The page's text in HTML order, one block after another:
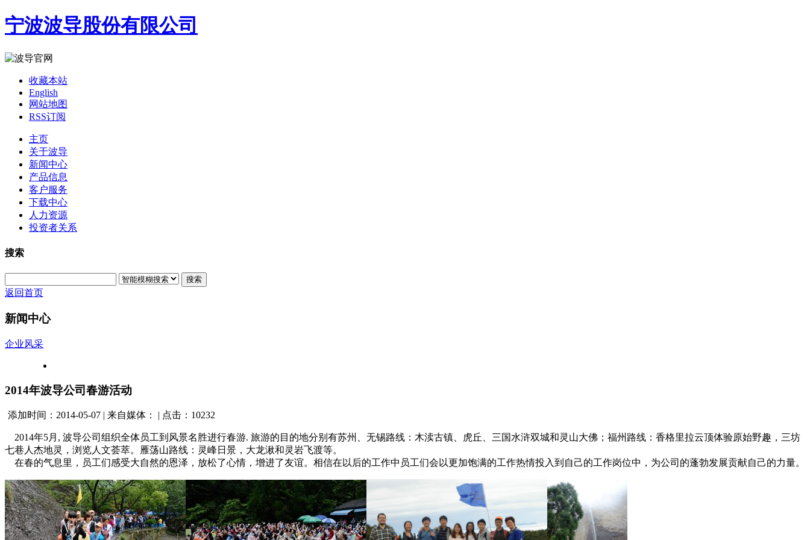
宁波波导股份有限公司
收藏本站
English
网站地图
RSS订阅
主页
关于波导
新闻中心
产品信息
客户服务
下载中心
人力资源
投资者关系
搜索
搜索
返回首页
新闻中心
企业风采
2014年波导公司春游活动
添加时间：2014-05-07 | 来自媒体： | 点击：10232
2014年5月, 波导公司组织全体员工到风景名胜进行春游. 旅游的目的地分别有苏州、无锡路线：木渎古镇、虎丘、三国水浒双城和灵山大佛；福州路线：香格里拉云顶体验原始野趣，三坊
七巷人杰地灵，浏览人文荟萃。雁荡山路线：灵峰日景，大龙湫和灵岩飞渡等。
在春的气息里，员工们感受大自然的恩泽，放松了心情，增进了友谊。相信在以后的工作中员工们会以更加饱满的工作热情投入到自己的工作岗位中，为公司的蓬勃发展贡献自己的力量。